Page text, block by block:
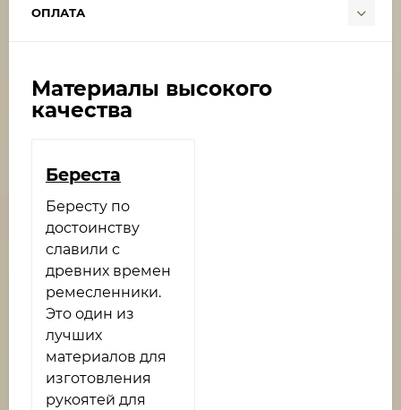
ОПЛАТА
Материалы высокого
качества
Береста
Бересту по
достоинству
славили с
древних времен
ремесленники.
Это один из
лучших
материалов для
изготовления
рукоятей для